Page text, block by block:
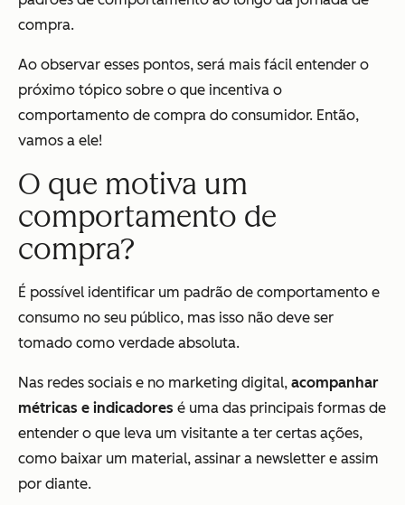
compra.
Ao observar esses pontos, será mais fácil entender o
próximo tópico sobre o que incentiva o
comportamento de compra do consumidor. Então,
vamos a ele!
O que motiva um
comportamento de
compra?
É possível identificar um padrão de comportamento e
consumo no seu público, mas isso não deve ser
tomado como verdade absoluta.
Nas redes sociais e no marketing digital, acompanhar
métricas e indicadores é uma das principais formas de
entender o que leva um visitante a ter certas ações,
como baixar um material, assinar a newsletter e assim
por diante.